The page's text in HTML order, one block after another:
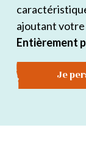
ajoutant
Entièrement
Je